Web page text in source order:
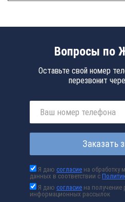
Вопросы по
Оставьте свой номер
перезвонит
Заказать
Я даюсогласие на обработку
данных в соответствии с
Я даюсогласие на получение
информационных рассылок